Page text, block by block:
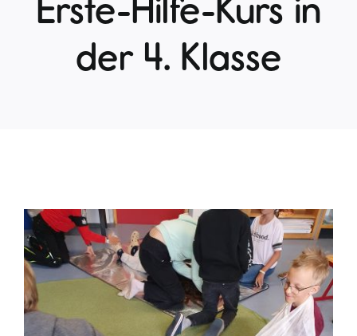
Erste-Hilfe-Kurs in
der 4. Klasse
Zeige
grösseres
Bild